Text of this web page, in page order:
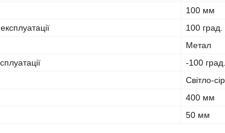
100 мм
100 град.
Метал
-100 град.
Світло-
400 мм
50 мм